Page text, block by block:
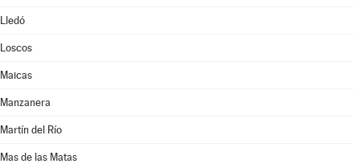
Lledó
Loscos
Maicas
Manzanera
Martín del Río
Mas de las Matas